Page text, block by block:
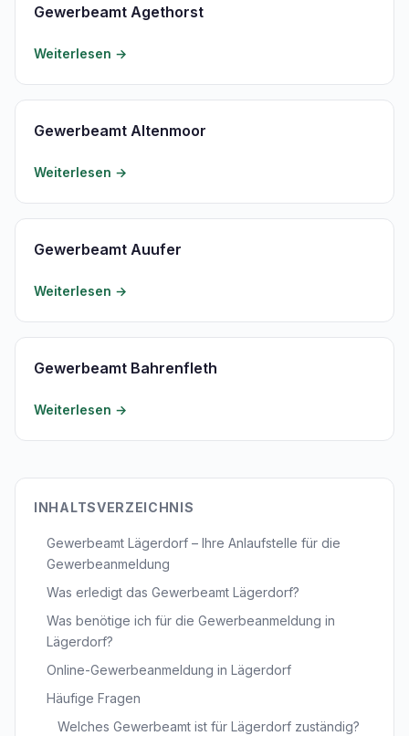
Gewerbeamt Agethorst
Weiterlesen →
Gewerbeamt Altenmoor
Weiterlesen →
Gewerbeamt Auufer
Weiterlesen →
Gewerbeamt Bahrenfleth
Weiterlesen →
INHALTSVERZEICHNIS
Gewerbeamt Lägerdorf – Ihre Anlaufstelle für die
Gewerbeanmeldung
Was erledigt das Gewerbeamt Lägerdorf?
Was benötige ich für die Gewerbeanmeldung in
Lägerdorf?
Online-Gewerbeanmeldung in Lägerdorf
Häufige Fragen
Welches Gewerbeamt ist für Lägerdorf zuständig?